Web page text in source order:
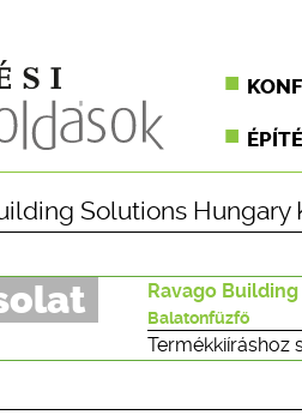
Solutions Hungary
Ravago
Balatonfűzfő
Termékkiíráshoz